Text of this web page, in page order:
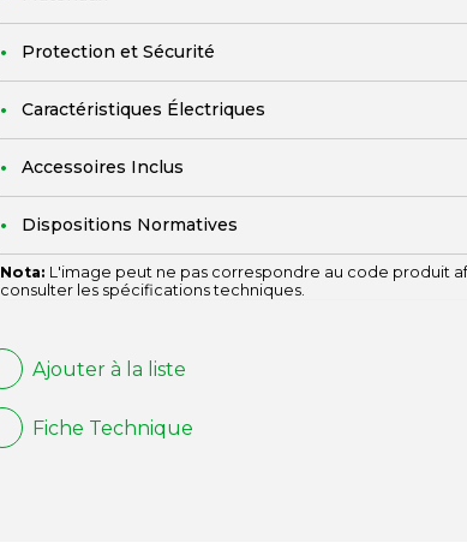
Protection et Sécurité
Caractéristiques Électriques
Accessoires Inclus
Dispositions Normatives
Nota: L'image peut ne pas correspondre au code produit
consulter les spécifications techniques.
Ajouter à la liste
Fiche Technique